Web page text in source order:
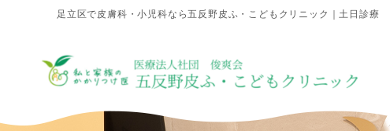
足立区で皮膚科・小児科なら五反野皮ふ・こどもクリニック｜土日診療